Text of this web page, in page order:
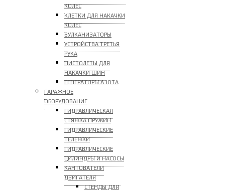
КОЛЕС
КЛЕТКИ ДЛЯ НАКАЧКИ
КОЛЕС
ВУЛКАНИЗАТОРЫ
УСТРОЙСТВА ТРЕТЬЯ
РУКА
ПИСТОЛЕТЫ ДЛЯ
НАКАЧКИ ШИН
ГЕНЕРАТОРЫ АЗОТА
ГАРАЖНОЕ
ОБОРУДОВАНИЕ
ГИДРАВЛИЧЕСКАЯ
СТЯЖКА ПРУЖИН
ГИДРАВЛИЧЕСКИЕ
ТЕЛЕЖКИ
ГИДРАВЛИЧЕСКИЕ
ЦИЛИНДРЫ И НАСОСЫ
КАНТОВАТЕЛИ
ДВИГАТЕЛЯ
СТЕНДЫ ДЛЯ